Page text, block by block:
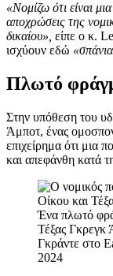
«Νομίζω ότι είναι
αποχρώσεις της
δικαίου», είπε ο κ.
ισχύουν εδώ
Πλωτό
Στην υπόθεση του
Άμποτ, ένας
επιχείρημα ότι μια
και απεφάνθη κατά
Ένα πλωτό
Τέξας Γκρεγκ
Γκράντε στο
2024